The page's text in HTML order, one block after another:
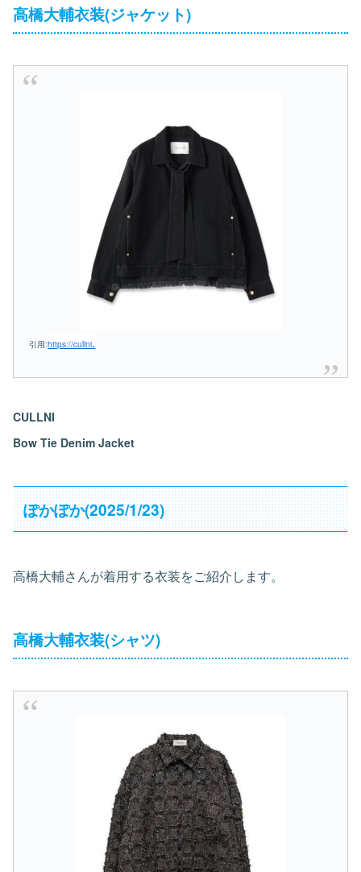
高橋大輔衣装(ジャケット)
引用:https://cullni.
CULLNI
Bow Tie Denim Jacket
ぽかぽか(2025/1/23)
高橋大輔さんが着用する衣装をご紹介します。
高橋大輔衣装(シャツ)